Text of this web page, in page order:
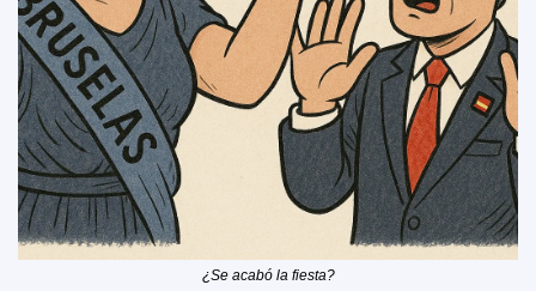
¿Se acabó la fiesta?